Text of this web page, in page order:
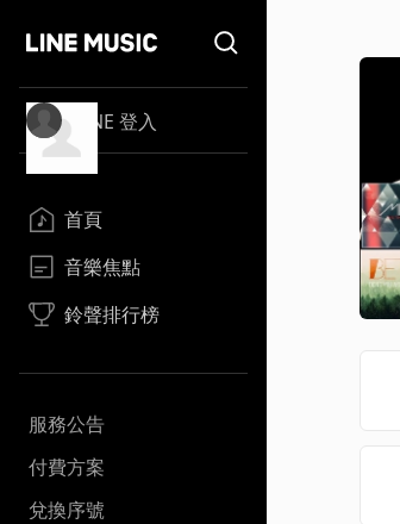
LINE 登入
首頁
音樂焦點
鈴聲排行榜
服務公告
付費方案
兌換序號